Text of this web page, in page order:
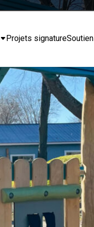
Projets signatureSoutien